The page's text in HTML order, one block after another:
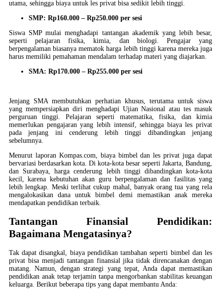
utama, sehingga biaya untuk les privat bisa sedikit lebih tinggi.
SMP: Rp160.000 – Rp250.000 per sesi
Siswa SMP mulai menghadapi tantangan akademik yang lebih besar,
seperti pelajaran fisika, kimia, dan biologi. Pengajar yang
berpengalaman biasanya mematok harga lebih tinggi karena mereka juga
harus memiliki pemahaman mendalam terhadap materi yang diajarkan.
SMA: Rp170.000 – Rp255.000 per sesi
Jenjang SMA membutuhkan perhatian khusus, terutama untuk siswa
yang mempersiapkan diri menghadapi Ujian Nasional atau tes masuk
perguruan tinggi. Pelajaran seperti matematika, fisika, dan kimia
memerlukan pengajaran yang lebih intensif, sehingga biaya les privat
pada jenjang ini cenderung lebih tinggi dibandingkan jenjang
sebelumnya.
Menurut laporan Kompas.com, biaya bimbel dan les privat juga dapat
bervariasi berdasarkan kota. Di kota-kota besar seperti Jakarta, Bandung,
dan Surabaya, harga cenderung lebih tinggi dibandingkan kota-kota
kecil, karena kebutuhan akan guru berpengalaman dan fasilitas yang
lebih lengkap. Meski terlihat cukup mahal, banyak orang tua yang rela
mengalokasikan dana untuk bimbel demi memastikan anak mereka
mendapatkan pendidikan terbaik.
Tantangan Finansial Pendidikan:
Bagaimana Mengatasinya?
Tak dapat disangkal, biaya pendidikan tambahan seperti bimbel dan les
privat bisa menjadi tantangan finansial jika tidak direncanakan dengan
matang. Namun, dengan strategi yang tepat, Anda dapat memastikan
pendidikan anak tetap terjamin tanpa mengorbankan stabilitas keuangan
keluarga. Berikut beberapa tips yang dapat membantu Anda: